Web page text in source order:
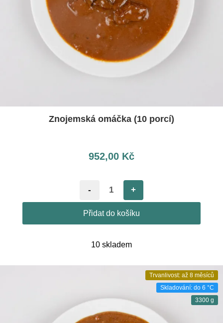
Znojemská omáčka (10 porcí)
952,00 Kč
- +
Přidat do košíku
10 skladem
Trvanlivost: až 8 měsíců
Skladování: do 6 °C
3300 g